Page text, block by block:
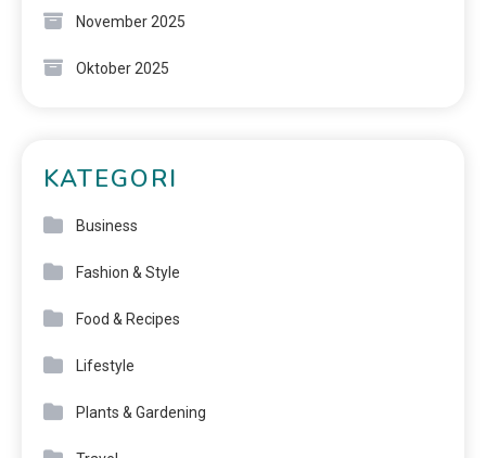
November 2025
Oktober 2025
KATEGORI
Business
Fashion & Style
Food & Recipes
Lifestyle
Plants & Gardening